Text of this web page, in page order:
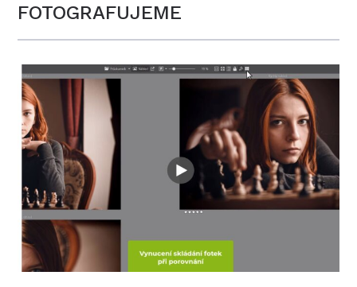
FOTOGRAFUJEME